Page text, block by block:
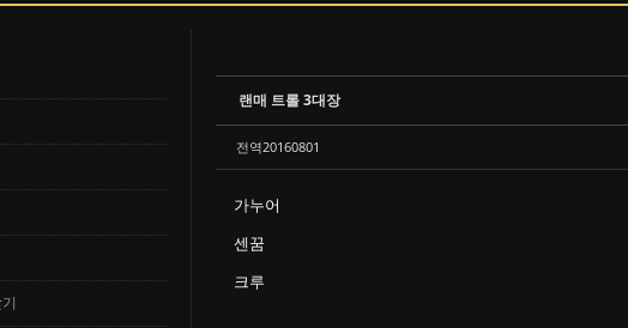
랜매 트롤 3대장
전역20160801
가누어
센꿈
크루